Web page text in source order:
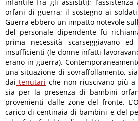
infantile fra gli assistiti);
orfani di guerra; il sostegno ai
Guerra ebbero un impatto notevole
del personale dipendente fu
prima necessità scarseggiavano
insufficienti (le donne infatti
erano in guerra).
una situazione di sovraffollamento,
dai tenutari che non riuscivano più
sia per la presenza di bambini
provenienti dalle zone del fronte.
carico di centinaia di bambini e del